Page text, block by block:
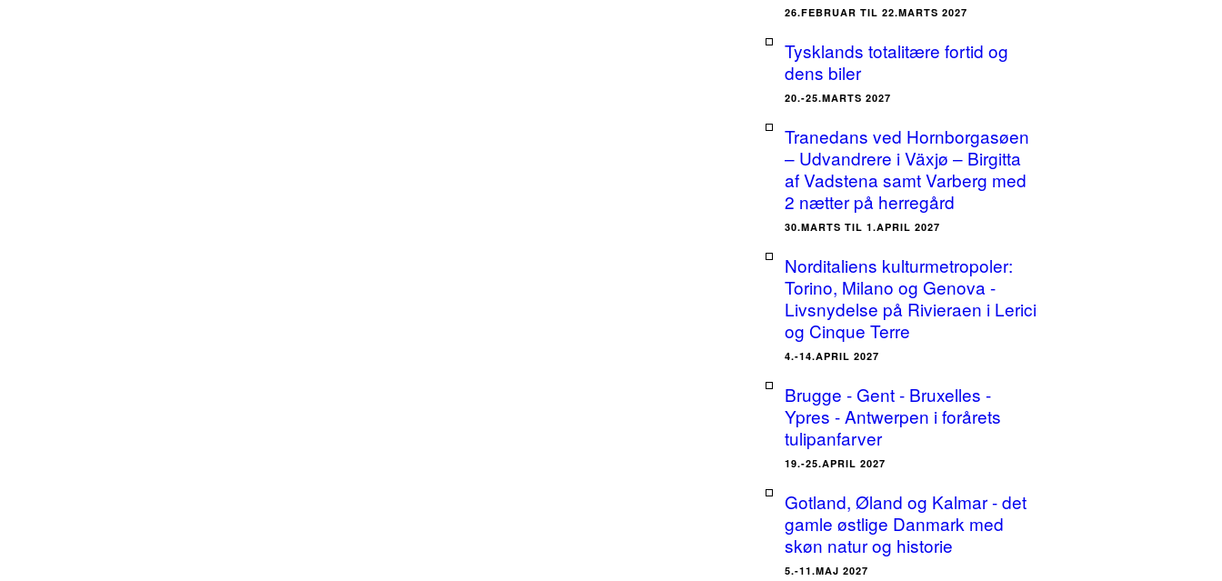
26.FEBRUAR TIL 22.MARTS 2027
Tysklands totalitære fortid og
dens biler
20.-25.MARTS 2027
Tranedans ved Hornborgasøen
– Udvandrere i Växjø – Birgitta
af Vadstena samt Varberg med
2 nætter på herregård
30.MARTS TIL 1.APRIL 2027
Norditaliens kulturmetropoler:
Torino, Milano og Genova -
Livsnydelse på Rivieraen i Lerici
og Cinque Terre
4.-14.APRIL 2027
Brugge - Gent - Bruxelles -
Ypres - Antwerpen i forårets
tulipanfarver
19.-25.APRIL 2027
Gotland, Øland og Kalmar - det
gamle østlige Danmark med
skøn natur og historie
5.-11.MAJ 2027